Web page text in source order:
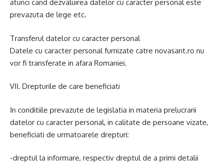
atunci cand dezvaluirea datelor cu caracter personal este
prevazuta de lege etc.
Transferul datelor cu caracter personal
Datele cu caracter personal furnizate catre novasant.ro nu
vor fi transferate in afara Romaniei.
VII. Drepturile de care beneficiati
In conditiile prevazute de legislatia in materia prelucrarii
datelor cu caracter personal, in calitate de persoane vizate,
beneficiati de urmatoarele drepturi:
-dreptul la informare, respectiv dreptul de a primi detalii